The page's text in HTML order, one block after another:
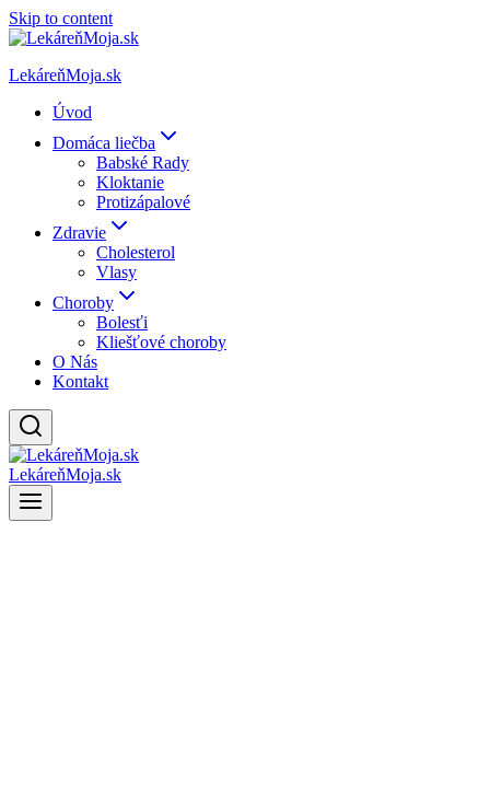
Skip to content
LekáreňMoja.sk
Úvod
Domáca liečba
Babské Rady
Kloktanie
Protizápalové
Zdravie
Cholesterol
Vlasy
Choroby
Bolesťi
Kliešťové choroby
O Nás
Kontakt
LekáreňMoja.sk